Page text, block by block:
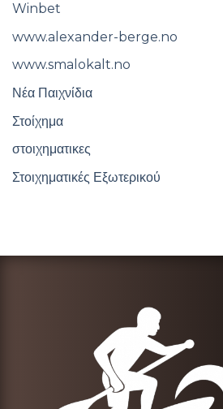
Winbet
www.alexander-berge.no
www.smalokalt.no
Νέα Παιχνίδια
Στοίχημα
στοιχηματικες
Στοιχηματικές Εξωτερικού